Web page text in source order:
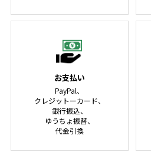
お支払い
PayPal、
クレジットーカード、
銀行振込、
ゆうちょ振替、
代金引換